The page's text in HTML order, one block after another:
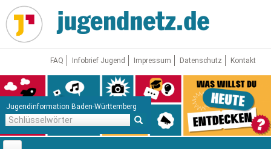
Direkt
zum
Inhalt
FAQ Infobrief Jugend Impressum Datenschutz Kontakt
Jugendinformation Baden-Württemberg